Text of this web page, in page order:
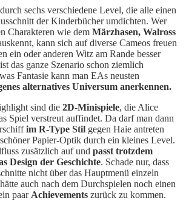
sechs verschiedene Level, die alle einen
der Kinderbücher umdichten. Wer
Charakteren wie dem Märzhasen, Walross
kann sich auf diverse Cameos freuen
ein oder anderen Witz am Rande besser
das ganze Szenario schon ziemlich
Fantasie kann man EAs neusten
alternatives Universum anerkennen.
sind die 2D-Minispiele, die Alice
Spiel verstreut auffindet. Da darf man dann
im R-Type Stil gegen Haie antreten
Papier-Optik durch ein kleines Level.
zusätzlich auf und passt trotzdem
Design der Geschichte. Schade nur, dass
nicht über das Hauptmenü einzeln
auch nach dem Durchspielen noch einen
paar Achievements zurück zu kommen.